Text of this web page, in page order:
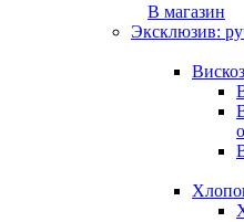
В магазин
Эксклюзив: